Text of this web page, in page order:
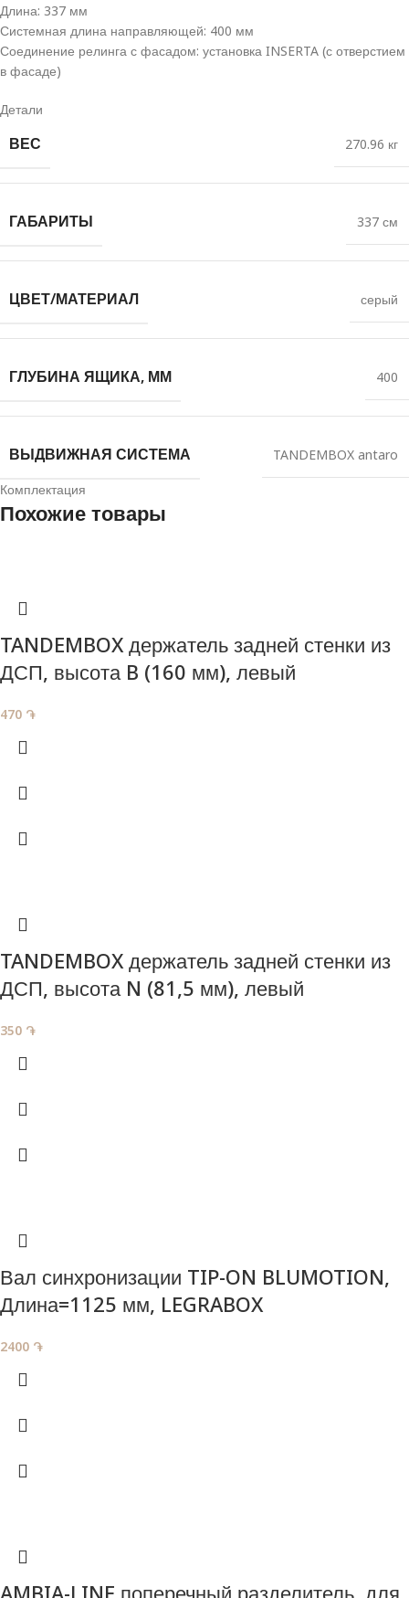
Длина: 337 мм
Системная длина направляющей: 400 мм
Соединение релинга с фасадом: установка INSERTA (с отверстием
в фасаде)
Детали
ВЕС 270.96 кг
ГАБАРИТЫ 337 см
ЦВЕТ/МАТЕРИАЛ серый
ГЛУБИНА ЯЩИКА, ММ 400
ВЫДВИЖНАЯ СИСТЕМА
TANDEMBOX antaro
Комплектация
Похожие товары
TANDEMBOX держатель задней стенки из
ДСП, высота B (160 мм), левый
470 ֏
TANDEMBOX держатель задней стенки из
ДСП, высота N (81,5 мм), левый
350 ֏
Вал синхронизации TIP-ON BLUMOTION,
Длина=1125 мм, LEGRABOX
2400 ֏